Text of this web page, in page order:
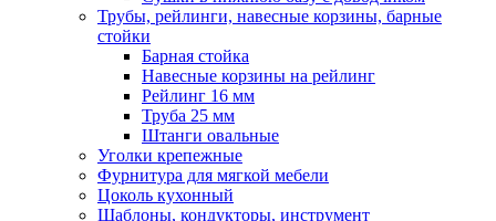
Трубы, рейлинги, навесные корзины, барные
стойки
Барная стойка
Навесные корзины на рейлинг
Рейлинг 16 мм
Труба 25 мм
Штанги овальные
Уголки крепежные
Фурнитура для мягкой мебели
Цоколь кухонный
Шаблоны, кондукторы, инструмент